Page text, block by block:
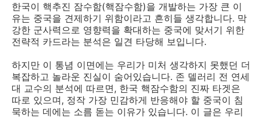
한국이 핵추진 잠수함(핵잠수함)을 개발하는 가장 큰 이
유는 중국을 견제하기 위함이라고 흔히들 생각합니다. 막
강한 군사력으로 영향력을 확대하는 중국에 맞서기 위한
전략적 카드라는 분석은 일견 타당해 보입니다.
하지만 이 통념 이면에는 우리가 미처 생각하지 못했던 더
복잡하고 놀라운 진실이 숨어있습니다. 존 델러리 전 연세
대 교수의 분석에 따르면, 한국 핵잠수함의 진짜 타겟은
따로 있으며, 정작 가장 민감하게 반응해야 할 중국이 침
묵하는 데에는 소름 돋는 이유가 있습니다. 이 글은 우리